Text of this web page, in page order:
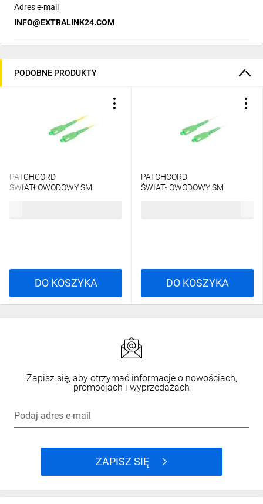
Adres e-mail
INFO@EXTRALINK24.COM
PODOBNE PRODUKTY
PATCHCORD
ŚWIATŁOWODOWY SM
DO KOSZYKA
PATCHCORD
ŚWIATŁOWODOWY SM
DO KOSZYKA
Zapisz się, aby otrzymać informacje o nowościach,
promocjach i wyprzedażach
Podaj adres e-mail
ZAPISZ SIĘ